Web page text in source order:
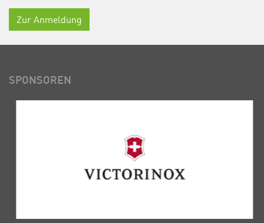
Zur Anmeldung
SPONSOREN